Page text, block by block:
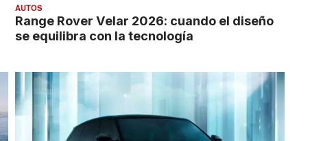
AUTOS
Range Rover Velar 2026: cuando el diseño
se equilibra con la tecnología